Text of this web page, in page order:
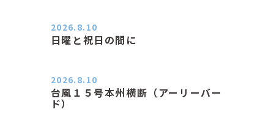
日曜と祝日の間に
2026.8.10
台風１５号本州横断（アーリーバー
ド）
2026.8.10